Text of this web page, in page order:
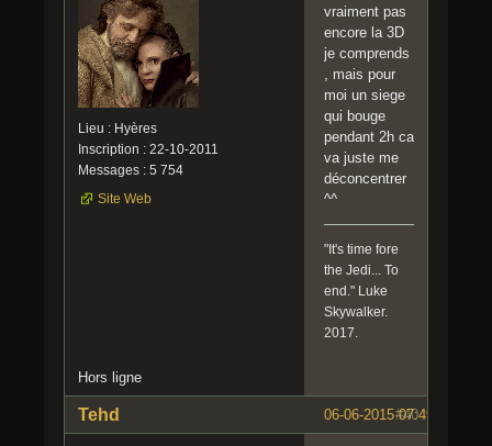
Lieu : Hyères
Inscription : 22-10-2011
Messages : 5 754
Site Web
vraiment pas
encore la 3D
je comprends
, mais pour
moi un siege
qui bouge
pendant 2h ca
va juste me
déconcentrer
^^
"It's time fore
the Jedi... To
end." Luke
Skywalker.
2017.
Hors ligne
#40
06-06-2015 07:49:27
Tehd